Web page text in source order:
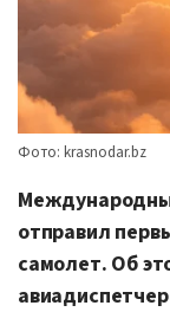
Фото: krasnodar.bz
отправил
самолет. Об